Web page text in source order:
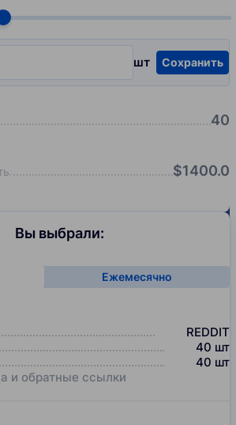
pcs
шт
pcs Сохранить
40
$1400.0
Вы выбрали:
Ежемесячно
REDDIT
40 шт
40 шт
и обратные ссылки